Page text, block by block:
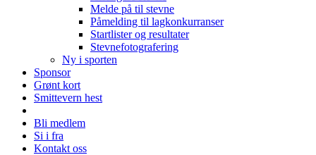
Melde på til stevne
Påmelding til lagkonkurranser
Startlister og resultater
Stevnefotografering
Ny i sporten
Sponsor
Grønt kort
Smittevern hest
Bli medlem
Si i fra
Kontakt oss